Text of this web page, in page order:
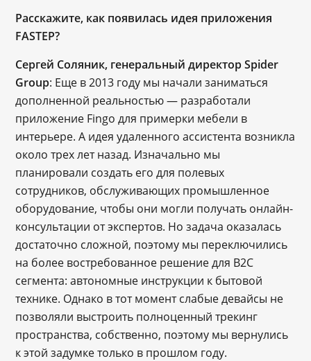
Расскажите, как появилась идея приложения
FASTEP?
Сергей Соляник, генеральный директор Spider
Group: Еще в 2013 году мы начали заниматься
дополненной реальностью — разработали
приложение Fingo для примерки мебели в
интерьере. А идея удаленного ассистента возникла
около трех лет назад. Изначально мы
планировали создать его для полевых
сотрудников, обслуживающих промышленное
оборудование, чтобы они могли получать онлайн-
консультации от экспертов. Но задача оказалась
достаточно сложной, поэтому мы переключились
на более востребованное решение для B2C
сегмента: автономные инструкции к бытовой
технике. Однако в тот момент слабые девайсы не
позволяли выстроить полноценный трекинг
пространства, собственно, поэтому мы вернулись
к этой задумке только в прошлом году.